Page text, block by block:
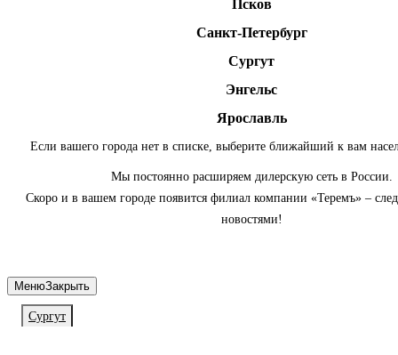
Псков
Санкт-Петербург
Сургут
Энгельс
Ярославль
Если вашего города нет в списке, выберите ближайший к вам
Мы постоянно расширяем дилерскую сеть в России.
Скоро и в вашем городе появится филиал компании «Теремъ» –
новостями!
Сургут
МенюЗакрыть